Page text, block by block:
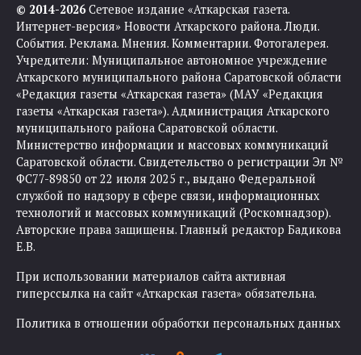
© 2014-2026Сетевое издание «Аткарская газета.
Интернет-версия» Новости Аткарского района. Люди.
События. Реклама. Мнения. Комментарии. Фотогалерея.
Учредители: Муниципальное автономное учреждение
Аткарского муниципального района Саратовской области
«Редакция газеты «Аткарская газета» (МАУ «Редакция
газеты «Аткарская газета»). Администрация Аткарского
муниципального района Саратовской области.
Министерство информации и массовых коммуникаций
Саратовской области. Свидетельство о регистрации Эл №
ФС77-89850 от 22 июля 2025 г., выдано Федеральной
службой по надзору в сфере связи, информационных
технологий и массовых коммуникаций (Роскомнадзор).
Авторские права защищены. Главный редактор Бадикова
Е.В.
При использовании материалов сайта активная
гиперссылка на сайт «Аткарская газета» обязательна.
Политика в отношении обработки персональных данных